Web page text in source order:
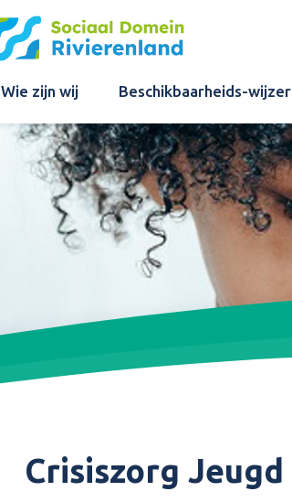
Wie zijn wij Beschikbaarheids-wijzer
Crisiszorg Jeugd